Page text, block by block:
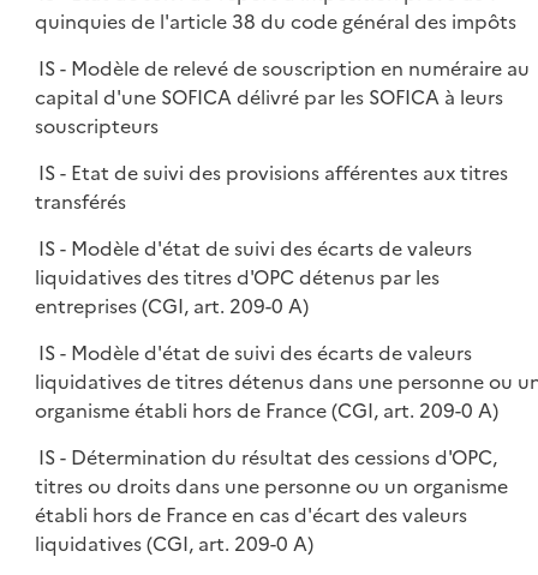
quinquies de l'article 38 du code général des impôts
IS - Modèle de relevé de souscription en numéraire au
capital d'une SOFICA délivré par les SOFICA à leurs
souscripteurs
IS - Etat de suivi des provisions afférentes aux titres
transférés
IS - Modèle d'état de suivi des écarts de valeurs
liquidatives des titres d'OPC détenus par les
entreprises (CGI, art. 209-0 A)
IS - Modèle d'état de suivi des écarts de valeurs
liquidatives de titres détenus dans une personne ou
organisme établi hors de France (CGI, art. 209-0 A)
IS - Détermination du résultat des cessions d'OPC,
titres ou droits dans une personne ou un organisme
établi hors de France en cas d'écart des valeurs
liquidatives (CGI, art. 209-0 A)